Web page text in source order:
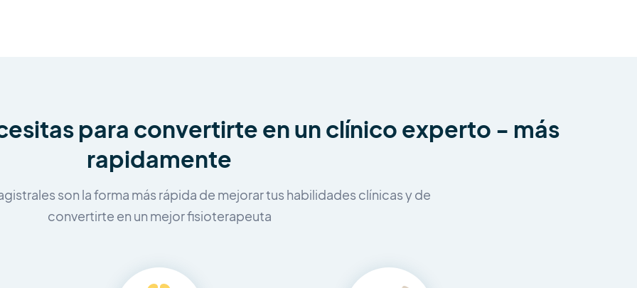
para convertirte en un clínico experto - más
rapidamente
son la forma más rápida de mejorar tus habilidades clínicas y de
convertirte en un mejor fisioterapeuta